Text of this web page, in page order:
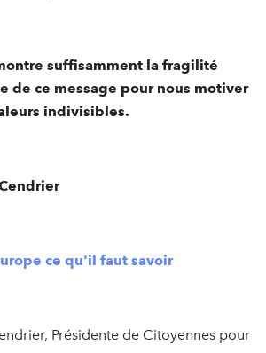
suffisamment la fragilité
de ce message pour nous motiver
indivisibles.
ce qu'il faut savoir
Présidente de Citoyennes pour